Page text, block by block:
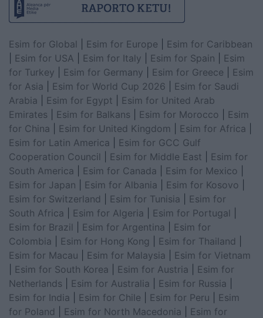
Esim for Global Esim for Europe
Esim for Caribbean
Esim for USA Esim for Italy Esim for Spain
Esim
for Turkey
Esim for Germany Esim for Greece
Esim
for Asia
Esim for World Cup 2026
Esim for Saudi
Arabia
Esim for Egypt
Esim for United Arab
Emirates
Esim for Balkans Esim for Morocco
Esim
for China
Esim for United Kingdom Esim for Africa
Esim for Latin America
Esim for GCC Gulf
Cooperation Council
Esim for Middle East
Esim for
South America
Esim for Canada Esim for Mexico
Esim for Japan
Esim for Albania Esim for Kosovo
Esim for Switzerland
Esim for Tunisia
Esim for
South Africa
Esim for Algeria Esim for Portugal
Esim for Brazil
Esim for Argentina
Esim for
Colombia
Esim for Hong Kong Esim for Thailand
Esim for Macau
Esim for Malaysia
Esim for Vietnam
Esim for South Korea Esim for Austria
Esim for
Netherlands
Esim for Australia Esim for Russia
Esim for India
Esim for Chile Esim for Peru
Esim
for Poland
Esim for North Macedonia
Esim for